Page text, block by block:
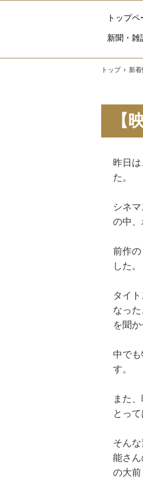
トップペ
新聞・雑
トップ › 新着
【
昨日
た。
シネ
の中、
前作
した。
タイ
なっ
を聞か
中で
す。
また
とっ
そん
能さ
の大